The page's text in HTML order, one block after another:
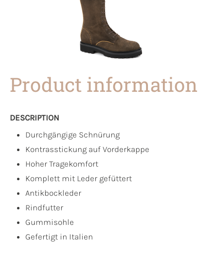
Product information
DESCRIPTION
Durchgängige Schnürung
Kontrasstickung auf Vorderkappe
Hoher Tragekomfort
Komplett mit Leder gefüttert
Antikbockleder
Rindfutter
Gummisohle
Gefertigt in Italien